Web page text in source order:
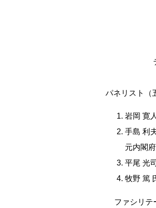
パネリスト（
岩岡 寛
手島 利
元内閣
平尾 光
牧野 篤
ファシリテ